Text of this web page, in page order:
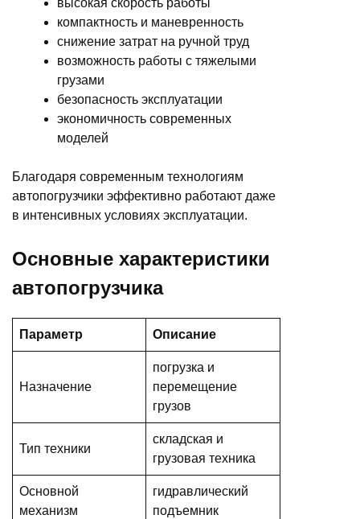
компактность и маневренность
снижение затрат на ручной труд
возможность работы с тяжелыми
грузами
безопасность эксплуатации
экономичность современных
моделей
Благодаря современным технологиям
автопогрузчики эффективно работают даже
в интенсивных условиях эксплуатации.
Основные характеристики
автопогрузчика
Параметр Описание
Назначение
погрузка и
перемещение
грузов
Тип техники
складская и
грузовая техника
Основной
механизм
гидравлический
подъемник